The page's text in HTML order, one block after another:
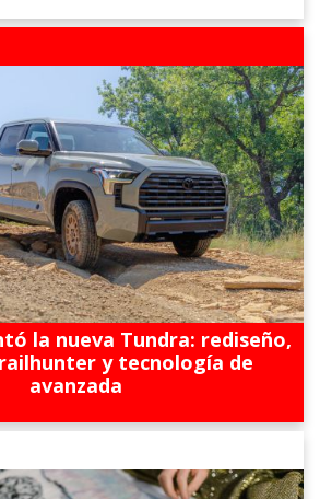
la nueva Tundra: rediseño,
y tecnología de
avanzada